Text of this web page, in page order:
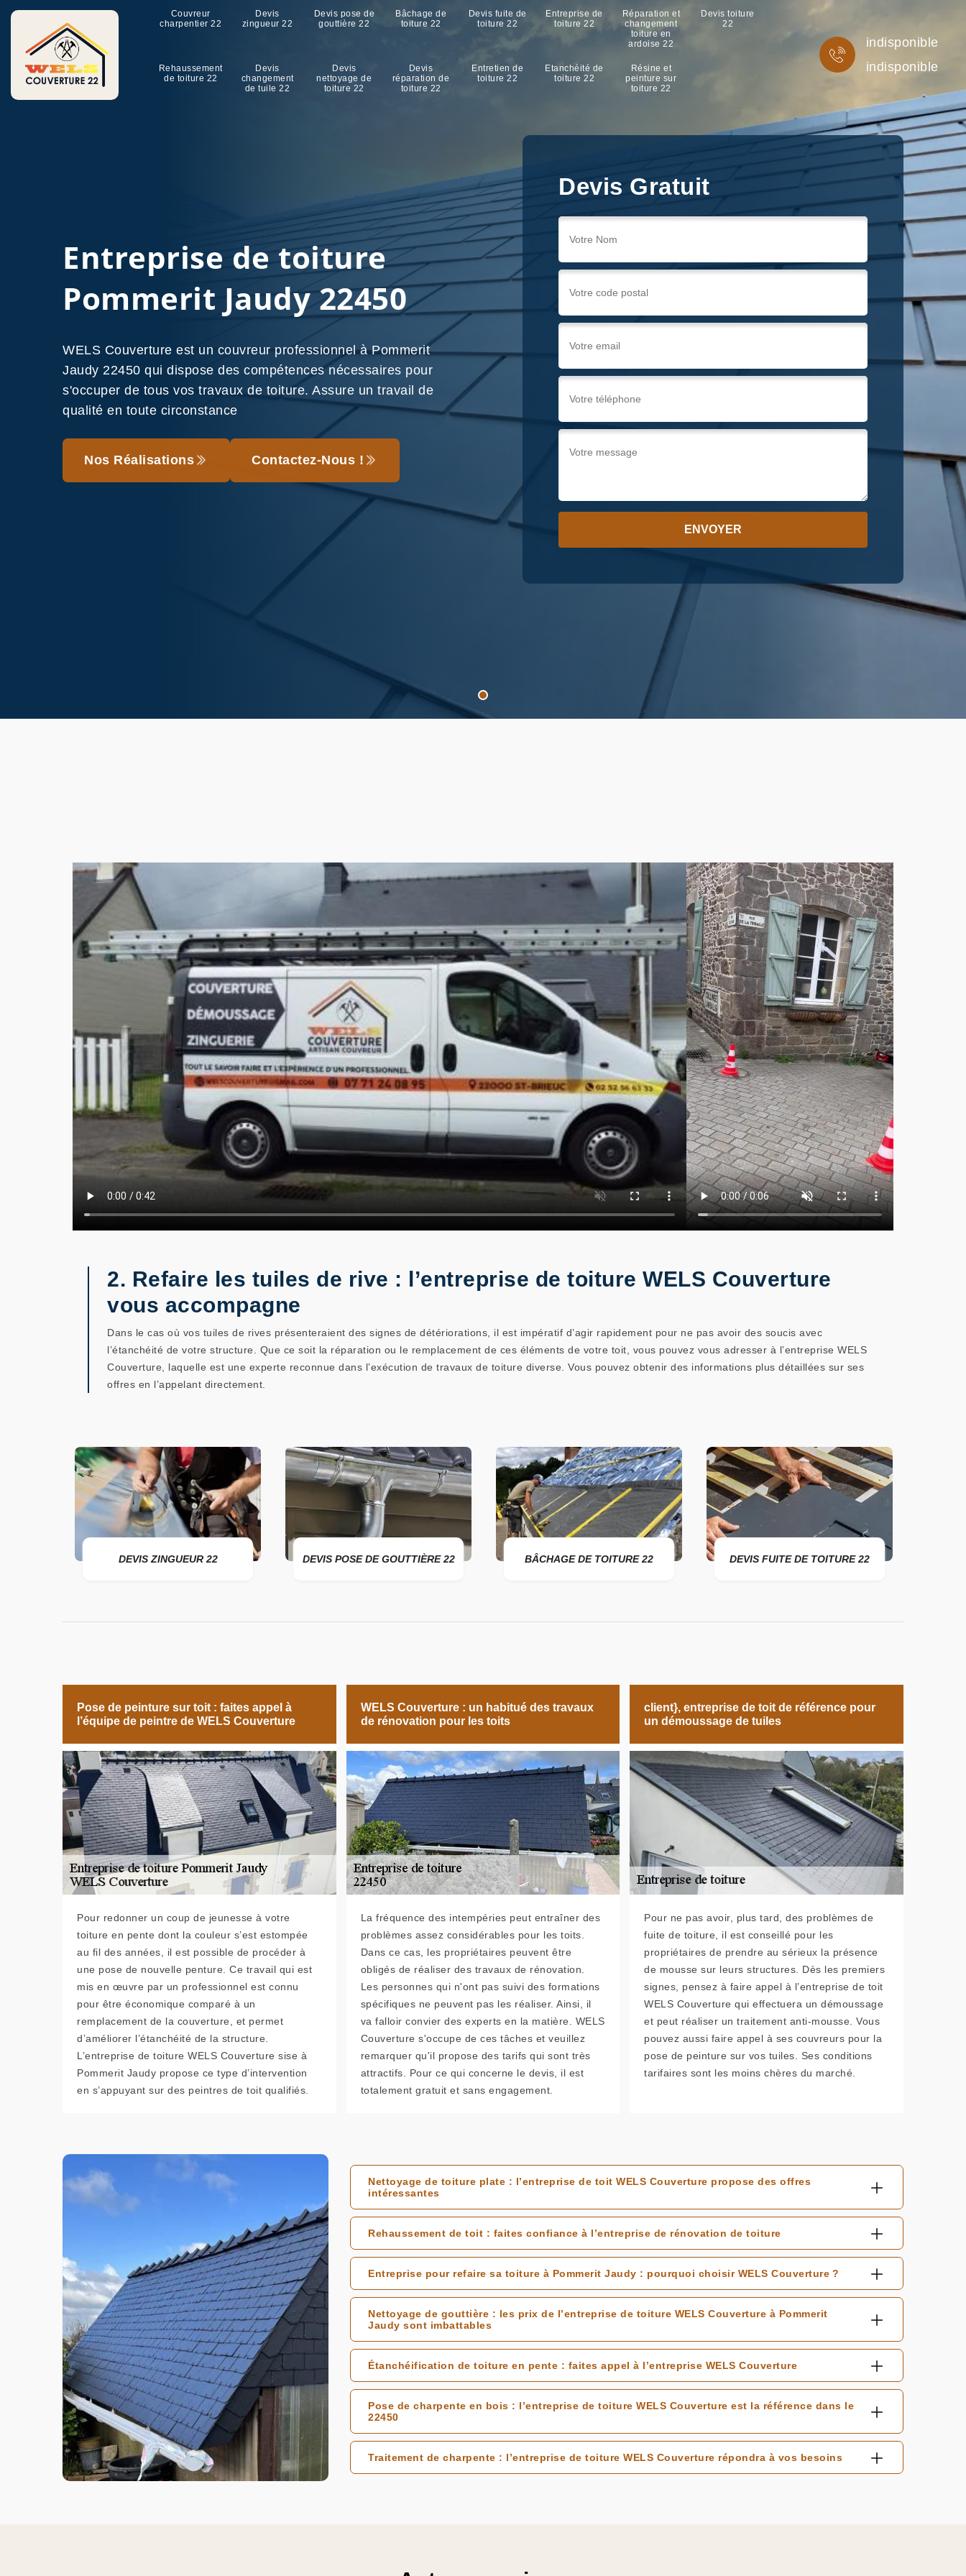
Couvreur
charpentier 22
Devis
zingueur 22
Devis pose de
gouttière 22
Bâchage de
toiture 22
Devis fuite de
toiture 22
Entreprise de
toiture 22
Réparation et
changement
toiture en
ardoise 22
Devis toiture
22
Rehaussement
de toiture 22
Devis
changement
de tuile 22
Devis
nettoyage de
toiture 22
Devis
réparation de
toiture 22
Entretien de
toiture 22
Etanchéité de
toiture 22
Résine et
peinture sur
toiture 22
indisponible
indisponible
Entreprise de toiture
Pommerit Jaudy 22450
WELS Couverture est un couvreur professionnel à Pommerit
Jaudy 22450 qui dispose des compétences nécessaires pour
s'occuper de tous vos travaux de toiture. Assure un travail de
qualité en toute circonstance
Nos Réalisations Contactez-Nous !
Devis Gratuit
2. Refaire les tuiles de rive : l’entreprise de toiture WELS Couverture
vous accompagne
Dans le cas où vos tuiles de rives présenteraient des signes de détériorations, il est impératif d’agir rapidement pour ne pas avoir des soucis avec
l’étanchéité de votre structure. Que ce soit la réparation ou le remplacement de ces éléments de votre toit, vous pouvez vous adresser à l’entreprise WELS
Couverture, laquelle est une experte reconnue dans l’exécution de travaux de toiture diverse. Vous pouvez obtenir des informations plus détaillées sur ses
offres en l’appelant directement.
DEVIS ZINGUEUR 22 DEVIS POSE DE GOUTTIÈRE 22 BÂCHAGE DE TOITURE 22 DEVIS FUITE DE TOITURE 22
Pose de peinture sur toit : faites appel à
l’équipe de peintre de WELS Couverture
Pour redonner un coup de jeunesse à votre
toiture en pente dont la couleur s’est estompée
au fil des années, il est possible de procéder à
une pose de nouvelle penture. Ce travail qui est
mis en œuvre par un professionnel est connu
pour être économique comparé à un
remplacement de la couverture, et permet
d’améliorer l’étanchéité de la structure.
L’entreprise de toiture WELS Couverture sise à
Pommerit Jaudy propose ce type d’intervention
en s’appuyant sur des peintres de toit qualifiés.
WELS Couverture : un habitué des travaux
de rénovation pour les toits
La fréquence des intempéries peut entraîner des
problèmes assez considérables pour les toits.
Dans ce cas, les propriétaires peuvent être
obligés de réaliser des travaux de rénovation.
Les personnes qui n'ont pas suivi des formations
spécifiques ne peuvent pas les réaliser. Ainsi, il
va falloir convier des experts en la matière. WELS
Couverture s'occupe de ces tâches et veuillez
remarquer qu'il propose des tarifs qui sont très
attractifs. Pour ce qui concerne le devis, il est
totalement gratuit et sans engagement.
client}, entreprise de toit de référence pour
un démoussage de tuiles
Pour ne pas avoir, plus tard, des problèmes de
fuite de toiture, il est conseillé pour les
propriétaires de prendre au sérieux la présence
de mousse sur leurs structures. Dès les premiers
signes, pensez à faire appel à l’entreprise de toit
WELS Couverture qui effectuera un démoussage
et peut réaliser un traitement anti-mousse. Vous
pouvez aussi faire appel à ses couvreurs pour la
pose de peinture sur vos tuiles. Ses conditions
tarifaires sont les moins chères du marché.
Nettoyage de toiture plate : l’entreprise de toit WELS Couverture propose des offres
intéressantes
Rehaussement de toit : faites confiance à l’entreprise de rénovation de toiture
Entreprise pour refaire sa toiture à Pommerit Jaudy : pourquoi choisir WELS Couverture ?
Nettoyage de gouttière : les prix de l’entreprise de toiture WELS Couverture à Pommerit
Jaudy sont imbattables
Étanchéification de toiture en pente : faites appel à l’entreprise WELS Couverture
Pose de charpente en bois : l’entreprise de toiture WELS Couverture est la référence dans le
22450
Traitement de charpente : l’entreprise de toiture WELS Couverture répondra à vos besoins